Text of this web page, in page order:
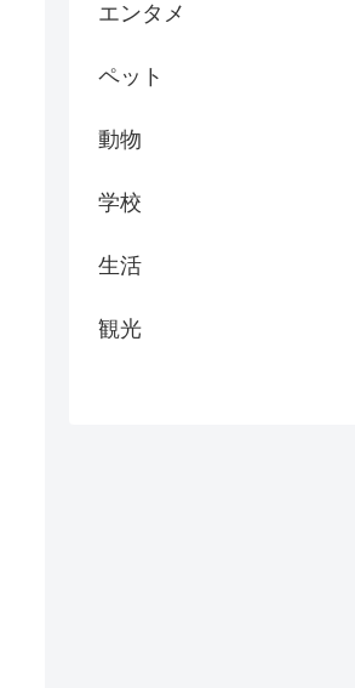
エンタメ
ペット
動物
学校
生活
観光